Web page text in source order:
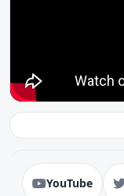
YouTube